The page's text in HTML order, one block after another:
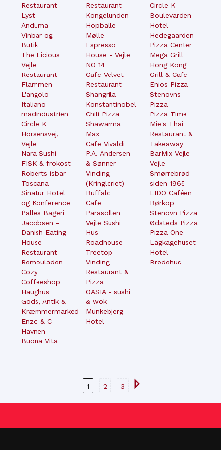
Restaurant
Lyst
Anduma
Vinbar og
Butik
The Licious
Vejle
Restaurant
Flammen
L'angolo
Italiano
madindustrien
Circle K
Horsensvej,
Vejle
Nara Sushi
FISK & frokost
Roberts isbar
Toscana
Sinatur Hotel
og Konference
Palles Bageri
Jacobsen -
Danish Eating
House
Restaurant
Remouladen
Cozy
Coffeeshop
Haughus
Gods, Antik &
Kræmmermarked
Enzo & C -
Havnen
Buona Vita
Restaurant
Kongelunden
Hopballe
Mølle
Espresso
House - Vejle
NO 14
Cafe Velvet
Restaurant
Shangrila
Konstantinobel
Chili Pizza
Shawarma
Max
Cafe Vivaldi
P.A. Andersen
& Sønner
Vinding
(Kringleriet)
Buffalo
Cafe
Parasollen
Vejle Sushi
Hus
Roadhouse
Treetop
Vinding
Restaurant &
Pizza
OASIA - sushi
& wok
Munkebjerg
Hotel
Circle K
Boulevarden
Hotel
Hedegaarden
Pizza Center
Mega Grill
Hong Kong
Grill & Cafe
Enios Pizza
Stenovns
Pizza
Pizza Time
Mie's Thai
Restaurant &
Takeaway
BarMix Vejle
Vejle
Smørrebrød
siden 1965
LIDO Caféen
Børkop
Stenovn Pizza
Ødsteds Pizza
Pizza One
Lagkagehuset
Hotel
Bredehus
1 2 3